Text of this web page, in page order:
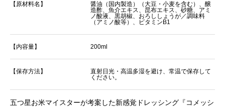
【原材料名】
醤油（国内製造）（大豆・小麦を含む）、醸
造酢、魚介エキス、昆布エキス、砂糖、アミ
ノ酸液、黒胡椒、おろししょうが／調味料
（アミノ酸等）、ビタミンB1
【内容量】 200ml
【保存方法】
直射日光・高温多湿を避け、常温で保存して
ください。
五つ星お米マイスターが考案した新感覚ドレッシング『コメッシ